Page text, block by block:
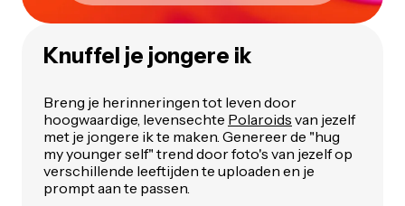
Knuffel je jongere ik
Breng je herinneringen tot leven door
hoogwaardige, levensechte Polaroids van jezelf
met je jongere ik te maken. Genereer de "hug
my younger self" trend door foto's van jezelf op
verschillende leeftijden te uploaden en je
prompt aan te passen.